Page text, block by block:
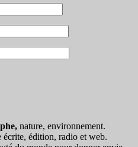
nature, environnement.
écrite, édition, radio et web.